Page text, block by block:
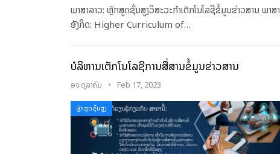
ພາສາລາວ: ຫຼັກສູດຊັ້ນສູງວິສະວະກຳເຕັກ​ໂນ​ໂລ​ຊີ​ຂໍ້​ມູນ​ຂ່າວ​ສານ ພາສາ
ອັງກິດ: Higher Curriculum of…
ບໍລິຫານເຕັກໂນໂລຊີການສື່ສານຂໍ້ມູນຂ່າວສານ
ອຈ ດຸລາຄົມ Feb 17, 2023
ຫຼັກສູດຊັ້ນສູງ